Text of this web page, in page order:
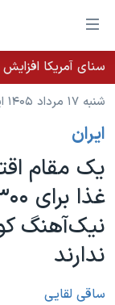
لینکهای
قابل
دسترسی
جهش
محتوای
اصلی
جهش
به
صفحه
اصلی
به
خانه
نسخه سبک
موضوع ها
ایران
آمریکا
جهان
ورزشی
گزیده‌ها
برنامه های
جدول برنامه ها
صفحه‌های ویژه
جام جهانی ۲۰۲۶
عملیات خشم
فرکانس‌های صدای
پخش رادیویی
شنبه ۱۷ مرداد ۱۴۰۵ ایران ۰۱:۴۳
ايران
یک مقام
نیک‌آهنگ
ندارند
ساقی لقایی